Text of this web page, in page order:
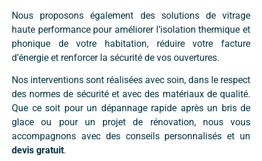
Nous proposons également des solutions de vitrage
haute performance pour améliorer l’isolation thermique et
phonique de votre habitation, réduire votre facture
d’énergie et renforcer la sécurité de vos ouvertures.
Nos interventions sont réalisées avec soin, dans le respect
des normes de sécurité et avec des matériaux de qualité.
Que ce soit pour un dépannage rapide après un bris de
glace ou pour un projet de rénovation, nous vous
accompagnons avec des conseils personnalisés et un
devis gratuit.